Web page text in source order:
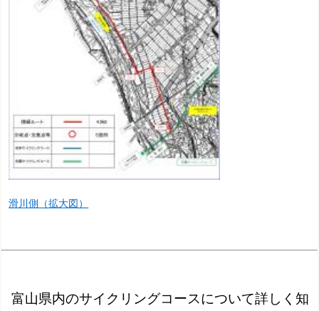
滑川側（拡大図）
富山県内のサイクリングコースについて詳しく知